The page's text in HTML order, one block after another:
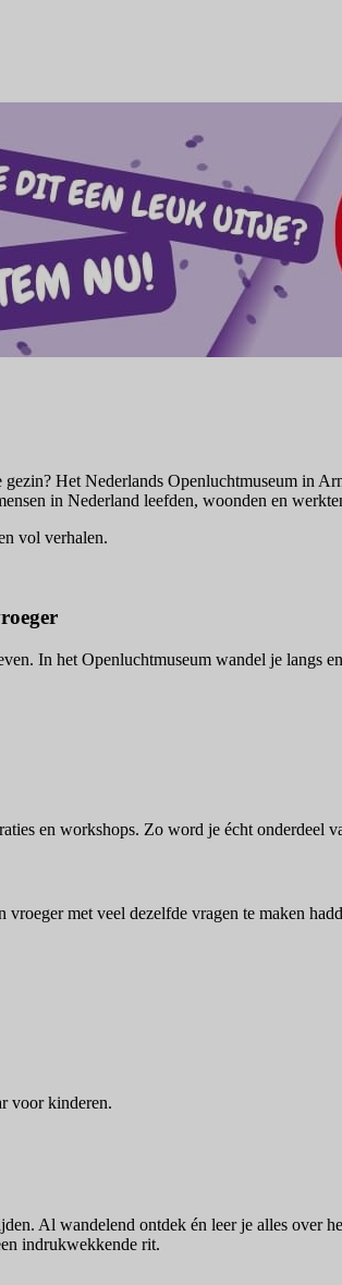
Het Nederlands Openluchtmuseum in
in Nederland leefden, woonden en
vol verhalen.
In het Openluchtmuseum wandel je langs
en workshops. Zo word je écht onderdeel
met veel dezelfde vragen te maken
voor kinderen.
Al wandelend ontdek én leer je alles over
indrukwekkende rit.